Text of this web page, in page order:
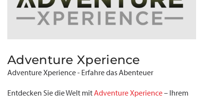
Adventure Xperience
Adventure Xperience - Erfahre das Abenteuer
Entdecken Sie die Welt mitAdventure Xperience– Ihrem